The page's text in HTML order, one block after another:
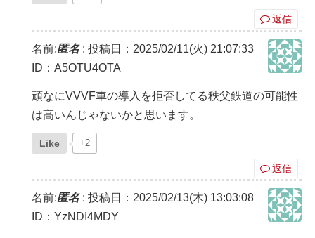
返信
名前:匿名: 投稿日：2025/02/11(火) 21:07:33
ID：A5OTU4OTA
頑なにVVVF車の導入を拒否してる秩父鉄道の可能性
は高いんじゃないかと思います。
Like +2
返信
名前:匿名: 投稿日：2025/02/13(木) 13:03:08
ID：YzNDI4MDY